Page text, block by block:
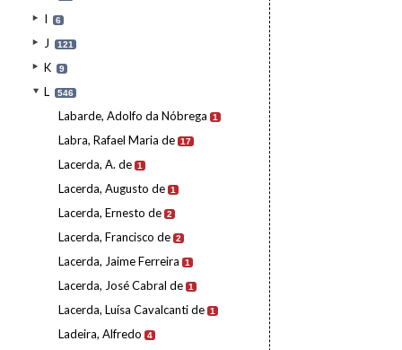
I 6
J 121
K 9
L 546
Labarde, Adolfo da Nóbrega 1
Labra, Rafael Maria de 17
Lacerda, A. de 1
Lacerda, Augusto de 1
Lacerda, Ernesto de 2
Lacerda, Francisco de 2
Lacerda, Jaime Ferreira 1
Lacerda, José Cabral de 1
Lacerda, Luísa Cavalcanti de 1
Ladeira, Alfredo 4